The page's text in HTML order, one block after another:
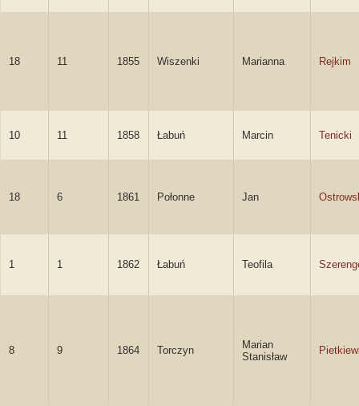
18 11 1855 Wiszenki Marianna Rejkim
10 11 1858 Łabuń Marcin Tenicki
18 6 1861 Połonne Jan
1 1 1862 Łabuń Teofila
8 9 1864 Torczyn
Marian
Stanisław